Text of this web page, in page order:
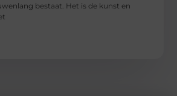
bestaat. Het is de kunst en